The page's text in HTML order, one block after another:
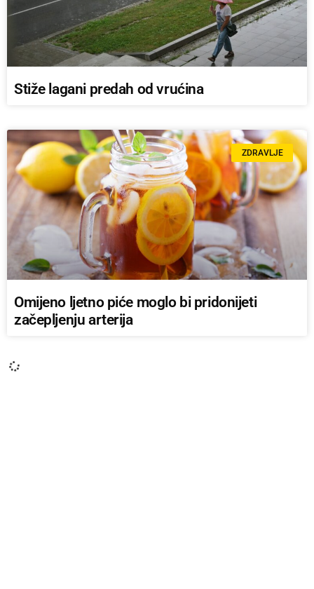
Stiže lagani predah od vrućina
ZDRAVLJE
Omijeno ljetno piće moglo bi pridonijeti
začepljenju arterija